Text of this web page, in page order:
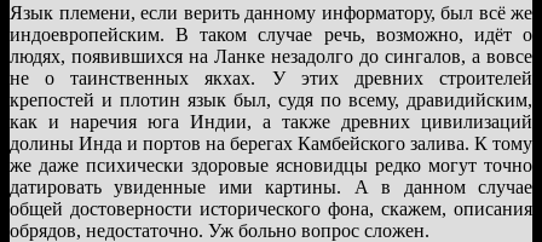
Язык племени, если верить данному информатору, был всё же
индоевропейским. В таком случае речь, возможно, идёт о
людях, появившихся на Ланке незадолго до сингалов, а вовсе
не о таинственных якхах. У этих древних строителей
крепостей и плотин язык был, судя по всему, дравидийским,
как и наречия юга Индии, а также древних цивилизаций
долины Инда и портов на берегах Камбейского залива. К тому
же даже психически здоровые ясновидцы редко могут точно
датировать увиденные ими картины. А в данном случае
общей достоверности исторического фона, скажем, описания
обрядов, недостаточно. Уж больно вопрос сложен.